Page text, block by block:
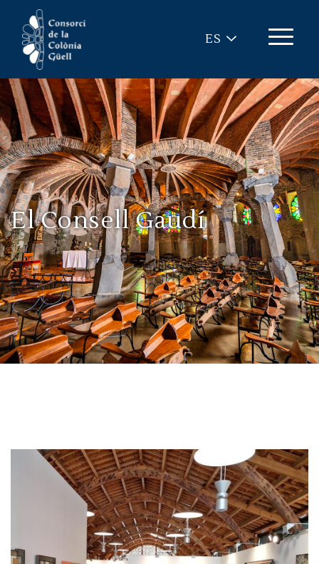
ES
El Consell Gaudí
Imagen